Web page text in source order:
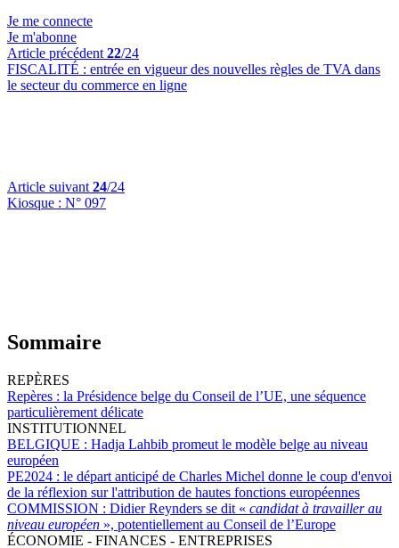
Je me connecte
Je m'abonne
Article précédent 22/24
FISCALITÉ : entrée en vigueur des nouvelles règles de TVA dans
le secteur du commerce en ligne
Article suivant 24/24
Kiosque : N° 097
Sommaire
REPÈRES
Repères : la Présidence belge du Conseil de l’UE, une séquence
particulièrement délicate
INSTITUTIONNEL
BELGIQUE : Hadja Lahbib promeut le modèle belge au niveau
européen
PE2024 : le départ anticipé de Charles Michel donne le coup d'envoi
de la réflexion sur l'attribution de hautes fonctions européennes
COMMISSION : Didier Reynders se dit « candidat à travailler au
niveau européen », potentiellement au Conseil de l’Europe
ÉCONOMIE - FINANCES - ENTREPRISES